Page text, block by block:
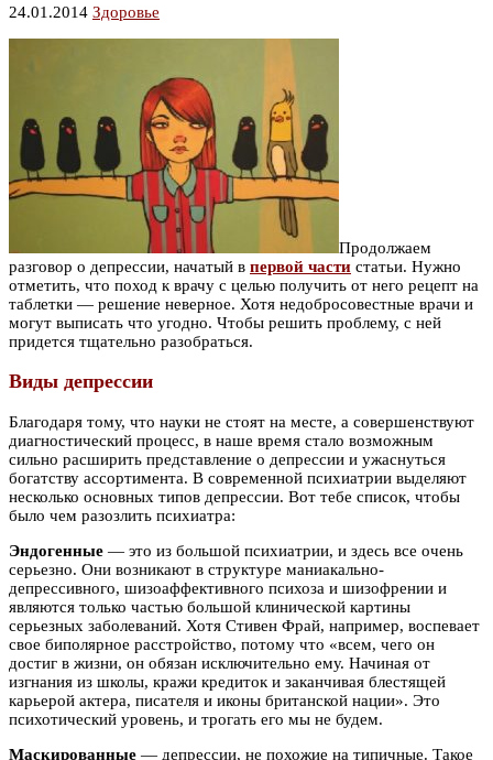
24.01.2014 Здоровье
Продолжаем
разговор о депрессии, начатый в первой части статьи. Нужно
отметить, что поход к врачу с целью получить от него рецепт на
таблетки — решение неверное. Хотя недобросовестные врачи и
могут выписать что угодно. Чтобы решить проблему, с ней
придется тщательно разобраться.
Виды депрессии
Благодаря тому, что науки не стоят на месте, а совершенствуют
диагностический процесс, в наше время стало возможным
сильно расширить представление о депрессии и ужаснуться
богатству ассортимента. В современной психиатрии выделяют
несколько основных типов депрессии. Вот тебе список, чтобы
было чем разозлить психиатра:
Эндогенные — это из большой психиатрии, и здесь все очень
серьезно. Они возникают в структуре маниакально-
депрессивного, шизоаффективного психоза и шизофрении и
являются только частью большой клинической картины
серьезных заболеваний. Хотя Стивен Фрай, например, воспевает
свое биполярное расстройство, потому что «всем, чего он
достиг в жизни, он обязан исключительно ему. Начиная от
изгнания из школы, кражи кредиток и заканчивая блестящей
карьерой актера, писателя и иконы британской нации». Это
психотический уровень, и трогать его мы не будем.
Маскированные — депрессии, не похожие на типичные. Такое